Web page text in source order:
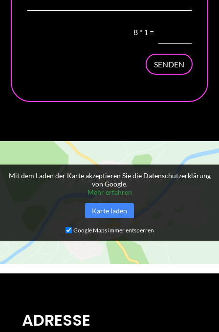
8 * 1 =
SENDEN
Mit dem Laden der Karte akzeptieren Sie die Datenschutzerklärung
von Google.
Mehr erfahren
Karte laden
Google Maps immer entsperren
ADRESSE